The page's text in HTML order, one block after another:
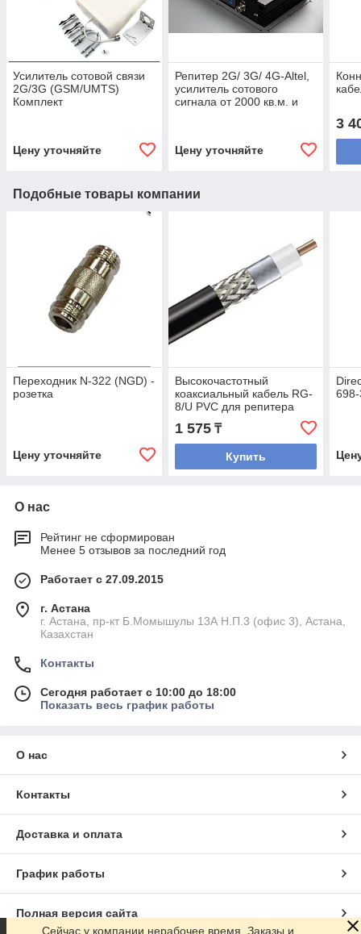
Усилитель сотовой связи
2G/3G (GSM/UMTS)
Комплект
Цену уточняйте
Репитер 2G/ 3G/ 4G-Altel,
усилитель сотового
сигнала от 2000 кв.м. и
Цену уточняйте
3
Подобные товары компании
Переходник N-322 (NGD) -
розетка
Цену уточняйте
Высокочастотный
коаксиальный кабель RG-
8/U PVC для репитера
1 575₸
Купить
О нас
Рейтинг не сформирован
Менее 5 отзывов за последний год
Работает с 27.09.2015
г. Астана
г. Астана, пр-кт Б.Момышулы 13А Н.П.3 (офис 3), Астана,
Казахстан
Контакты
Сегодня работает с 10:00 до 18:00
Показать весь график работы
О нас
Контакты
Доставка и оплата
График работы
Полная версия сайта
Сейчас у компании нерабочее время. Заказы и